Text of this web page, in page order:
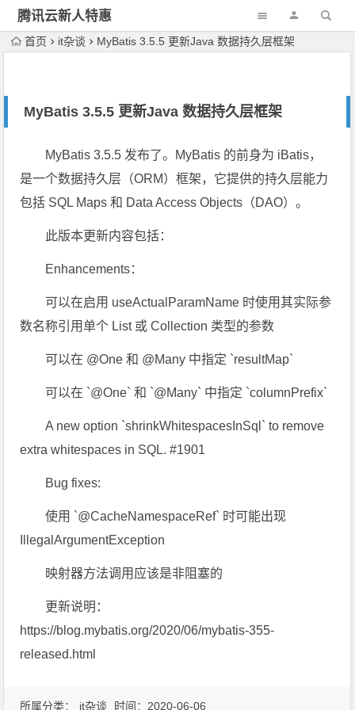
腾讯云新人特惠
首页 it杂谈 MyBatis 3.5.5 更新Java 数据持久层框架
MyBatis 3.5.5 更新Java 数据持久层框架
MyBatis 3.5.5 发布了。MyBatis 的前身为 iBatis，
是一个数据持久层（ORM）框架，它提供的持久层能力
包括 SQL Maps 和 Data Access Objects（DAO）。
此版本更新内容包括：
Enhancements：
可以在启用 useActualParamName 时使用其实际参
数名称引用单个 List 或 Collection 类型的参数
可以在 @One 和 @Many 中指定 `resultMap`
可以在 `@One` 和 `@Many` 中指定 `columnPrefix`
A new option `shrinkWhitespacesInSql` to remove
extra whitespaces in SQL. #1901
Bug fixes:
使用 `@CacheNamespaceRef` 时可能出现
IllegalArgumentException
映射器方法调用应该是非阻塞的
更新说明：
https://blog.mybatis.org/2020/06/mybatis-355-
released.html
所属分类： it杂谈 时间：2020-06-06